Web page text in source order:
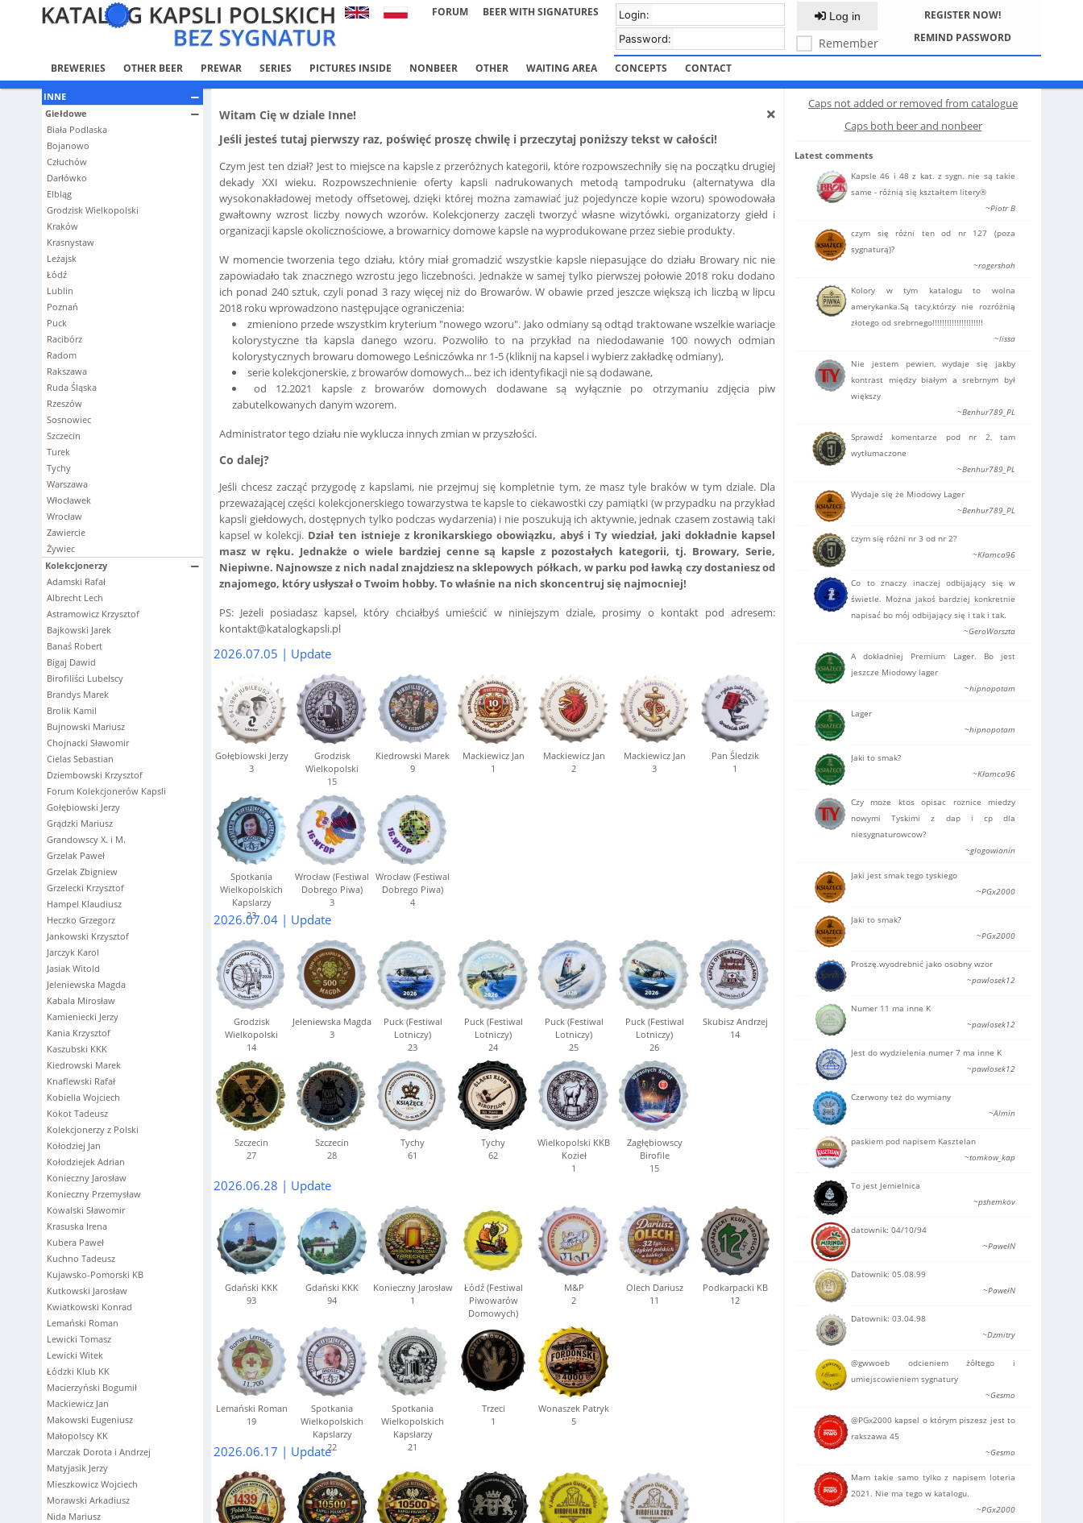
FORUM BEER WITH SIGNATURES
Login:
Password:
Log in
Remember
REGISTER NOW!
REMIND PASSWORD
BREWERIES OTHER BEER PREWAR SERIES PICTURES INSIDE NONBEER OTHER WAITING AREA CONCEPTS CONTACT
INNE
Giełdowe
Biała Podlaska
Bojanowo
Człuchów
Darłówko
Elbląg
Grodzisk Wielkopolski
Kraków
Krasnystaw
Leżajsk
Łódź
Lublin
Poznań
Puck
Racibórz
Radom
Rakszawa
Ruda Śląska
Rzeszów
Sosnowiec
Szczecin
Turek
Tychy
Warszawa
Włocławek
Wrocław
Zawiercie
Żywiec
Kolekcjonerzy
Adamski Rafał
Albrecht Lech
Astramowicz Krzysztof
Bajkowski Jarek
Banaś Robert
Bigaj Dawid
Birofiliści Lubelscy
Brandys Marek
Brolik Kamil
Bujnowski Mariusz
Chojnacki Sławomir
Cielas Sebastian
Dziembowski Krzysztof
Forum Kolekcjonerów Kapsli
Gołębiowski Jerzy
Grądzki Mariusz
Grandowscy X. i M.
Grzelak Paweł
Grzelak Zbigniew
Grzelecki Krzysztof
Hampel Klaudiusz
Heczko Grzegorz
Jankowski Krzysztof
Jarczyk Karol
Jasiak Witold
Jeleniewska Magda
Kabala Mirosław
Kamieniecki Jerzy
Kania Krzysztof
Kaszubski KKK
Kiedrowski Marek
Knaflewski Rafał
Kobiella Wojciech
Kokot Tadeusz
Kolekcjonerzy z Polski
Kołodziej Jan
Kołodziejek Adrian
Konieczny Jarosław
Konieczny Przemysław
Kowalski Sławomir
Krasuska Irena
Kubera Paweł
Kuchno Tadeusz
Kujawsko-Pomorski KB
Kutkowski Jarosław
Kwiatkowski Konrad
Lemański Roman
Lewicki Tomasz
Lewicki Witek
Łódzki Klub KK
Macierzyński Bogumił
Mackiewicz Jan
Makowski Eugeniusz
Małopolscy KK
Marczak Dorota i Andrzej
Matyjasik Jerzy
Mieszkowicz Wojciech
Morawski Arkadiusz
Nida Mariusz
Witam Cię w dziale Inne!
Jeśli jesteś tutaj pierwszy raz, poświęć proszę chwilę i przeczytaj poniższy tekst w całości!
Czym jest ten dział? Jest to miejsce na kapsle z przeróżnych kategorii, które rozpowszechniły się na początku drugiej
dekady XXI wieku. Rozpowszechnienie oferty kapsli nadrukowanych metodą tampodruku (alternatywa dla
wysokonakładowej metody offsetowej, dzięki której można zamawiać już pojedyncze kopie wzoru) spowodowała
gwałtowny wzrost liczby nowych wzorów. Kolekcjonerzy zaczęli tworzyć własne wizytówki, organizatorzy giełd i
organizacji kapsle okolicznościowe, a browarnicy domowe kapsle na wyprodukowane przez siebie produkty.
W momencie tworzenia tego działu, który miał gromadzić wszystkie kapsle niepasujące do działu Browary nic nie
zapowiadało tak znacznego wzrostu jego liczebności. Jednakże w samej tylko pierwszej połowie 2018 roku dodano
ich ponad 240 sztuk, czyli ponad 3 razy więcej niż do Browarów. W obawie przed jeszcze większą ich liczbą w lipcu
2018 roku wprowadzono następujące ograniczenia:
zmieniono przede wszystkim kryterium "nowego wzoru". Jako odmiany są odtąd traktowane wszelkie wariacje
kolorystyczne tła kapsla danego wzoru. Pozwoliło to na przykład na niedodawanie 100 nowych odmian
kolorystycznych browaru domowego Leśniczówka nr 1-5 (kliknij na kapsel i wybierz zakładkę odmiany),
serie kolekcjonerskie, z browarów domowych... bez ich identyfikacji nie są dodawane,
od 12.2021 kapsle z browarów domowych dodawane są wyłącznie po otrzymaniu zdjęcia piw
zabutelkowanych danym wzorem.
Administrator tego działu nie wyklucza innych zmian w przyszłości.
Co dalej?
Jeśli chcesz zacząć przygodę z kapslami, nie przejmuj się kompletnie tym, że masz tyle braków w tym dziale. Dla
przeważającej części kolekcjonerskiego towarzystwa te kapsle to ciekawostki czy pamiątki (w przypadku na przykład
kapsli giełdowych, dostępnych tylko podczas wydarzenia) i nie poszukują ich aktywnie, jednak czasem zostawią taki
kapsel w kolekcji. Dział ten istnieje z kronikarskiego obowiązku, abyś i Ty wiedział, jaki dokładnie kapsel
masz w ręku. Jednakże o wiele bardziej cenne są kapsle z pozostałych kategorii, tj. Browary, Serie,
Niepiwne. Najnowsze z nich nadal znajdziesz na sklepowych półkach, w parku pod ławką czy dostaniesz od
znajomego, który usłyszał o Twoim hobby. To właśnie na nich skoncentruj się najmocniej!
PS: Jeżeli posiadasz kapsel, który chciałbyś umieścić w niniejszym dziale, prosimy o kontakt pod adresem:
kontakt@katalogkapsli.pl
2026.07.05 | Update
Gołębiowski Jerzy
3
Grodzisk
Wielkopolski
15
Kiedrowski Marek
9
Mackiewicz Jan
1
Mackiewicz Jan
2
Mackiewicz Jan
3
Pan Śledzik
1
Spotkania
Wielkopolskich
Kapslarzy
23
Wrocław (Festiwal
Dobrego Piwa)
3
Wrocław (Festiwal
Dobrego Piwa)
4
2026.07.04 | Update
Grodzisk
Wielkopolski
14
Jeleniewska Magda
3
Puck (Festiwal
Lotniczy)
23
Puck (Festiwal
Lotniczy)
24
Puck (Festiwal
Lotniczy)
25
Puck (Festiwal
Lotniczy)
26
Skubisz Andrzej
14
Szczecin
27
Szczecin
28
Tychy
61
Tychy
62
Wielkopolski KKB
Kozieł
1
Zagłębiowscy
Birofile
15
2026.06.28 | Update
Gdański KKK
93
Gdański KKK
94
Konieczny Jarosław
1
Łódź (Festiwal
Piwowarów
Domowych)
M&P
2
Olech Dariusz
11
Podkarpacki KB
12
Lemański Roman
19
Spotkania
Wielkopolskich
Kapslarzy
22
Spotkania
Wielkopolskich
Kapslarzy
21
Trzeci
1
Wonaszek Patryk
5
2026.06.17 | Update
Caps not added or removed from catalogue
Caps both beer and nonbeer
Latest comments
Kapsle 46 i 48 z kat. z sygn. nie są takie
same - różnią się kształtem litery®
~Piotr B
czym się różni ten od nr 127 (poza
sygnaturą)?
~rogershah
Kolory w tym katalogu to wolna
amerykanka.Są tacy,którzy nie rozróżnią
złotego od srebrnego!!!!!!!!!!!!!!!!!!!!!
~lissa
Nie jestem pewien, wydaje się jakby
kontrast między białym a srebrnym był
większy
~Benhur789_PL
Sprawdź komentarze pod nr 2, tam
wytłumaczone
~Benhur789_PL
Wydaje się że Miodowy Lager
~Benhur789_PL
czym się różni nr 3 od nr 2?
~Kłamca96
Co to znaczy inaczej odbijający się w
świetle. Można jakoś bardziej konkretnie
napisać bo mój odbijający się i tak i tak.
~GeroWarszta
A dokładniej Premium Lager. Bo jest
jeszcze Miodowy lager
~hipnopotam
Lager
~hipnopotam
Jaki to smak?
~Kłamca96
Czy moze ktos opisac roznice miedzy
nowymi Tyskimi z dap i cp dla
niesygnaturowcow?
~glogowianin
Jaki jest smak tego tyskiego
~PGx2000
Jaki to smak?
~PGx2000
Proszę.wyodrebnić jako osobny wzor
~pawlosek12
Numer 11 ma inne K
~pawlosek12
Jest do wydzielenia numer 7 ma inne K
~pawlosek12
Czerwony też do wymiany
~Almin
paskiem pod napisem Kasztelan
~tomkow_kap
To jest Jemielnica
~pshemkov
datownik: 04/10/94
~PawełN
Datownik: 05.08.99
~PawełN
Datownik: 03.04.98
~Dzmitry
@gwwoeb odcieniem żółtego i
umiejscowieniem sygnatury
~Gesmo
@PGx2000 kapsel o którym piszesz jest to
rakszawa 45
~Gesmo
Mam takie samo tylko z napisem loteria
2021. Nie ma tego w katalogu.
~PGx2000